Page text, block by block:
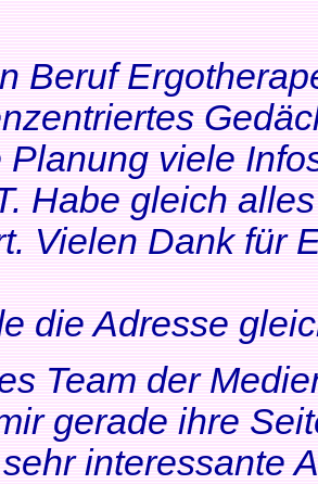
Beruf
Planung viele
Habe gleich
Vielen Dank für
die Adresse
Team der
gerade ihre
interessante